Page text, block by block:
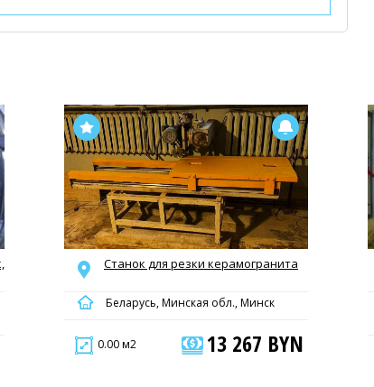
Станок для резки керамогранита
Беларусь, Минская обл., Минск
0.00 м2 13 267 BYN